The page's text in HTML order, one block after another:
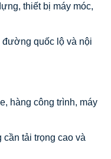
thiết bị máy móc,
quốc lộ và nội
hàng công trình, máy
tải trọng cao và